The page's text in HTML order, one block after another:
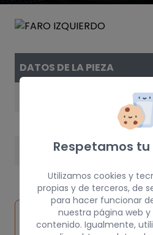
DATOS DE LA PIEZA
15,00 kg
Inspeccionar
vehículo de
Respetamos
Utilizamos cookies y
propias y de terceros, de
para hacer funcionar
nuestra página web y
contenido. Igualmente,